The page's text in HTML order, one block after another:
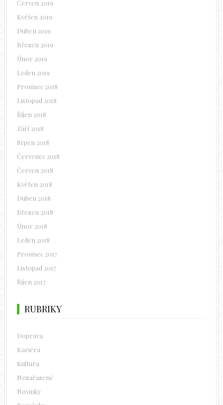
Červen 2019
Květen 2019
Duben 2019
Březen 2019
Únor 2019
Leden 2019
Prosinec 2018
Listopad 2018
Říjen 2018
Září 2018
Srpen 2018
Červenec 2018
Červen 2018
Květen 2018
Duben 2018
Březen 2018
Únor 2018
Leden 2018
Prosinec 2017
Listopad 2017
Říjen 2017
RUBRIKY
Doprava
Kariéra
Kultura
Nezařazené
Novinky